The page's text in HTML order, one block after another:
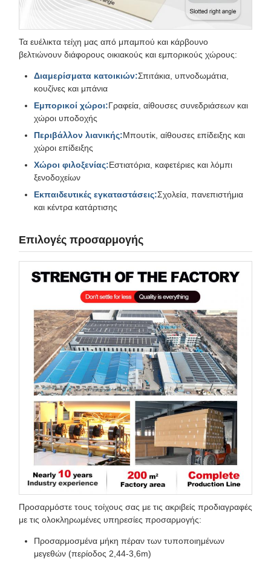
Τα ευέλικτα τείχη μας από μπαμπού και κάρβουνο
βελτιώνουν διάφορους οικιακούς και εμπορικούς χώρους:
Διαμερίσματα κατοικιών:Σπιτάκια, υπνοδωμάτια,
κουζίνες και μπάνια
Εμπορικοί χώροι:Γραφεία, αίθουσες συνεδριάσεων και
χώροι υποδοχής
Περιβάλλον λιανικής:Μπουτίκ, αίθουσες επίδειξης και
χώροι επίδειξης
Χώροι φιλοξενίας:Εστιατόρια, καφετέριες και λόμπι
ξενοδοχείων
Εκπαιδευτικές εγκαταστάσεις:Σχολεία, πανεπιστήμια
και κέντρα κατάρτισης
Επιλογές προσαρμογής
Προσαρμόστε τους τοίχους σας με τις ακριβείς προδιαγραφές
με τις ολοκληρωμένες υπηρεσίες προσαρμογής:
Προσαρμοσμένα μήκη πέραν των τυποποιημένων
μεγεθών (περίοδος 2,44-3,6m)